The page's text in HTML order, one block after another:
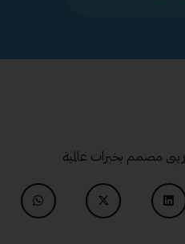
مصمم بخبرات عالمية